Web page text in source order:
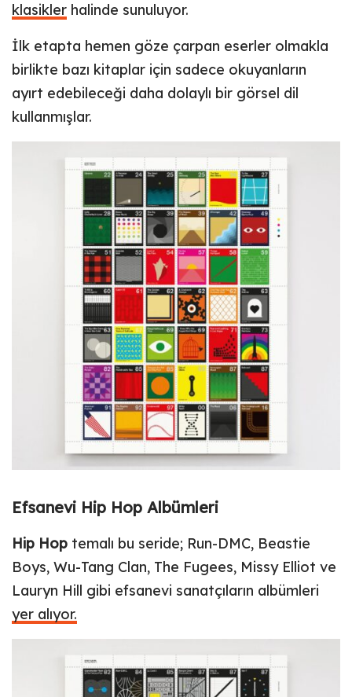
klasikler halinde sunuluyor.
İlk etapta hemen göze çarpan eserler olmakla
birlikte bazı kitaplar için sadece okuyanların
ayırt edebileceği daha dolaylı bir görsel dil
kullanmışlar.
Efsanevi Hip Hop Albümleri
Hip Hop temalı bu seride; Run-DMC, Beastie
Boys, Wu-Tang Clan, The Fugees, Missy Elliot ve
Lauryn Hill gibi efsanevi sanatçıların albümleri
yer alıyor.